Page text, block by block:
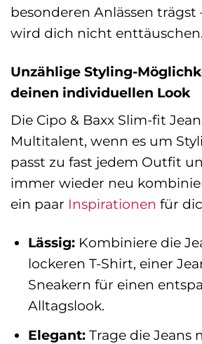
besonderen Anlässen trägst
wird dich nicht enttäuschen.
Unzählige Styling-
deinen individuellen Look
Die Cipo & Baxx Slim-fit
Multitalent, wenn es um
passt zu fast jedem Outfit
immer wieder neu
ein paar Inspirationen für
Lässig:Kombiniere die
lockeren T-Shirt, einer
Sneakern für einen
Alltagslook.
Elegant:Trage die Jeans